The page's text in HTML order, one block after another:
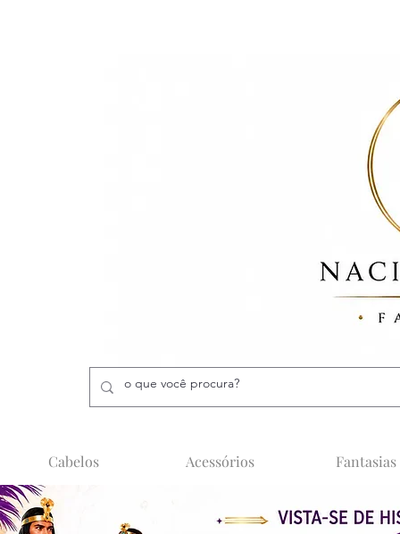
Cabelos Acessórios Fantasias